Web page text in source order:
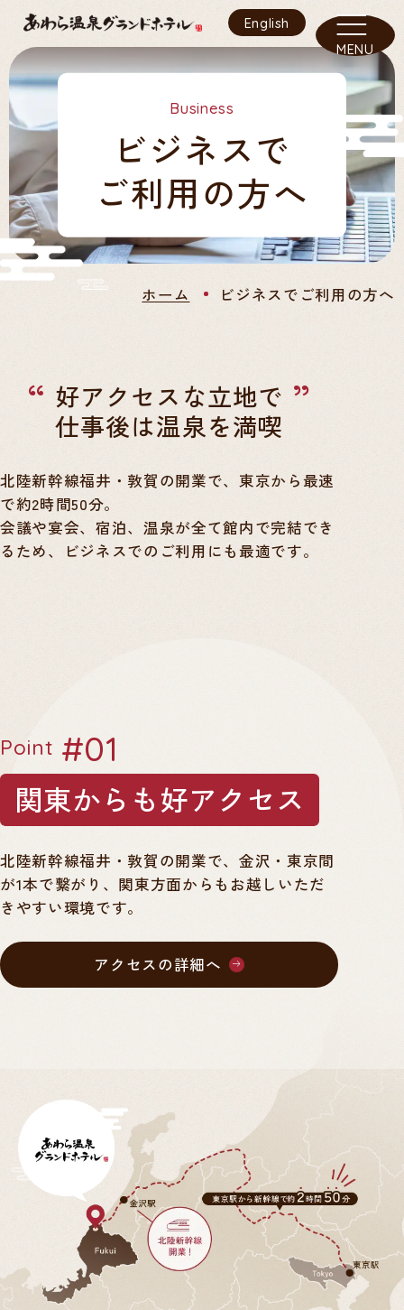
English
MENU
ビジネスで
ご利用の方へ
Business
ホーム ビジネスで ご利用の方へ
好アクセスな立地で
仕事後は温泉を満喫
北陸新幹線福井・敦賀の開業で、東京から最速
で約2時間50分。
会議や宴会、宿泊、温泉が全て館内で完結でき
るため、ビジネスでのご利用にも最適です。
Point #01
関東からも好アクセス
北陸新幹線福井・敦賀の開業で、金沢・東京間
が1本で繋がり、関東方面からもお越しいただ
きやすい環境です。
アクセスの詳細へ